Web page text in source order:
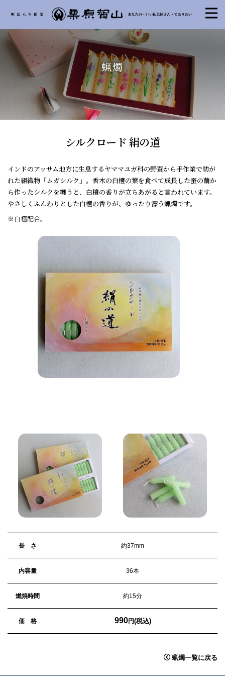
蝋燭
シルクロード 絹の道
インドのアッサム地方に生息するヤママユガ科の野蚕から手作業で紡が
れた絹織物「ムガシルク」。香木の白檀の葉を食べて成長した蚕の繭か
ら作ったシルクを纏うと、白檀の香りが立ちあがると言われています。
やさしくふんわりとした白檀の香りが、ゆったり漂う蝋燭です。
※白檀配合。
長 さ 約37mm
内容量 36本
燃焼時間 約15分
価 格 990円(税込)
蝋燭一覧に戻る